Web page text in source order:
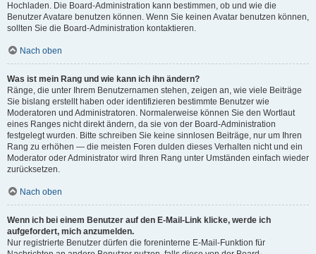
Hochladen. Die Board-Administration kann bestimmen, ob und wie die
Benutzer Avatare benutzen können. Wenn Sie keinen Avatar benutzen können,
sollten Sie die Board-Administration kontaktieren.
Nach oben
Was ist mein Rang und wie kann ich ihn ändern?
Ränge, die unter Ihrem Benutzernamen stehen, zeigen an, wie viele Beiträge
Sie bislang erstellt haben oder identifizieren bestimmte Benutzer wie
Moderatoren und Administratoren. Normalerweise können Sie den Wortlaut
eines Ranges nicht direkt ändern, da sie von der Board-Administration
festgelegt wurden. Bitte schreiben Sie keine sinnlosen Beiträge, nur um Ihren
Rang zu erhöhen — die meisten Foren dulden dieses Verhalten nicht und ein
Moderator oder Administrator wird Ihren Rang unter Umständen einfach wieder
zurücksetzen.
Nach oben
Wenn ich bei einem Benutzer auf den E-Mail-Link klicke, werde ich
aufgefordert, mich anzumelden.
Nur registrierte Benutzer dürfen die foreninterne E-Mail-Funktion für